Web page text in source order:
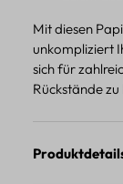
Mit diesen
unkompliziert
sich für
Rückstände